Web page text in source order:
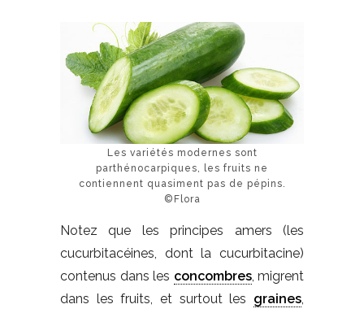
Les variétés modernes sont
parthénocarpiques, les fruits ne
contiennent quasiment pas de pépins.
©Flora
Notez que les principes amers (les
cucurbitacéines, dont la cucurbitacine)
contenus dans les concombres, migrent
dans les fruits, et surtout les graines,